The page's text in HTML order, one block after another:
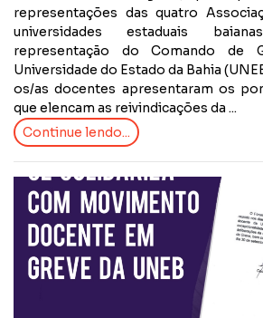
representações das quatro
universidades estaduais
representação do Comando de
Universidade do Estado da Bahia
os/as docentes apresentaram os
que elencam as reivindicações da ...
Continue lendo...